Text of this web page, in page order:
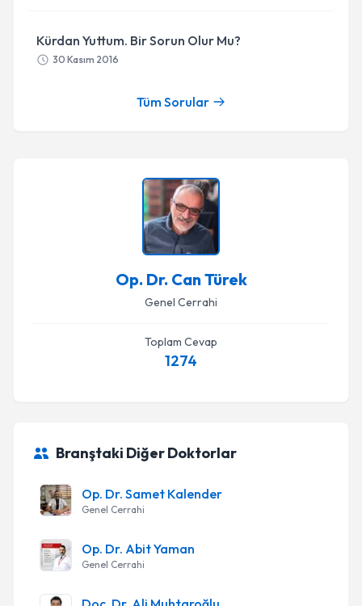
Kürdan Yuttum. Bir Sorun Olur Mu?
30 Kasım 2016
Tüm Sorular
Op. Dr. Can Türek
Genel Cerrahi
Toplam Cevap
1274
Branştaki Diğer Doktorlar
Op. Dr. Samet Kalender
Genel Cerrahi
Op. Dr. Abit Yaman
Genel Cerrahi